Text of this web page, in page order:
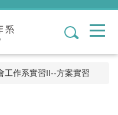
1
工作系實習II--方案實習